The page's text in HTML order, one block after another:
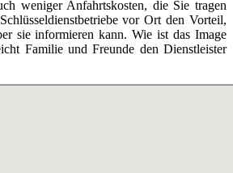
weniger Anfahrtskosten, die Sie tragen
vor Ort den Vorteil,
sie informieren kann. Wie ist das Image
Familie und Freunde den Dienstleister